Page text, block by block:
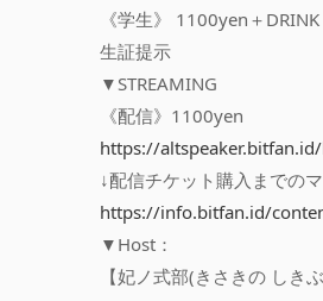
《学生》 1100yen＋
生証提示
▼STREAMING
《配信》1100yen
https://
↓配信チケット購入までの
https://info.bitfan.id/
▼Host：
【妃ノ式部(きさきの しき